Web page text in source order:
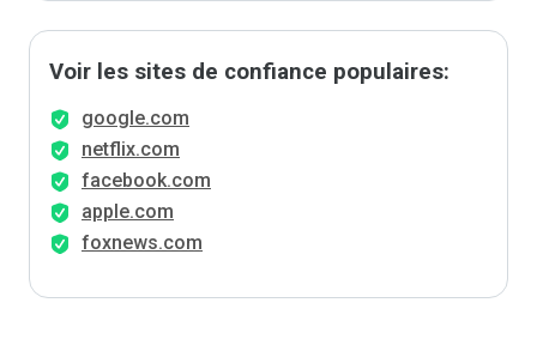
Voir les sites de confiance populaires:
google.com
netflix.com
facebook.com
apple.com
foxnews.com